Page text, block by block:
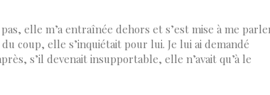
elle m’a entraînée dehors et s’est mise à me
coup, elle s’inquiétait pour lui. Je lui ai demandé
s’il devenait insupportable, elle n’avait qu’à le